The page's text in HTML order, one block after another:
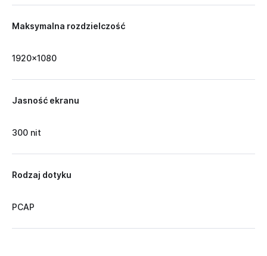
Maksymalna rozdzielczość
1920x1080
Jasność ekranu
300 nit
Rodzaj dotyku
PCAP